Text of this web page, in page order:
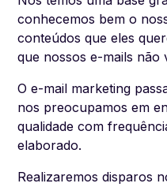
conhecemos bem o
conteúdos que eles
que nossos e-mails não
O e-mail marketing
nos preocupamos em
qualidade com
elaborado.
Realizaremos disparos